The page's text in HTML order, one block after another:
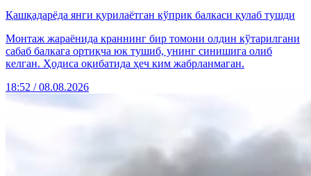
Қашқадарёда янги қурилаётган кўприк балкаси қулаб тушди
Монтаж жараёнида краннинг бир томони олдин кўтарилгани
сабаб балкага ортиқча юк тушиб, унинг синишига олиб
келган. Ҳодиса оқибатида ҳеч ким жабрланмаган.
18:52 / 08.08.2026